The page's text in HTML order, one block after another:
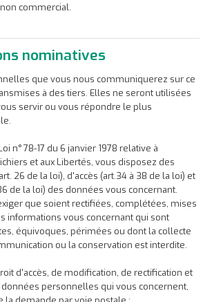
commercial.
nominatives
que vous nous communiquerez sur ce
à des tiers. Elles ne seront utilisées
servir ou vous répondre le plus
n° 78-17 du 6 janvier 1978 relative à
et aux Libertés, vous disposez des
26 de la loi), d'accès (art.34 à 38 de la loi) et
de la loi) des données vous concernant.
que soient rectifiées, complétées, mises
informations vous concernant qui sont
équivoques, périmées ou dont la collecte
ou la conservation est interdite.
d'accès, de modification, de rectification et
personnelles qui vous concernent,